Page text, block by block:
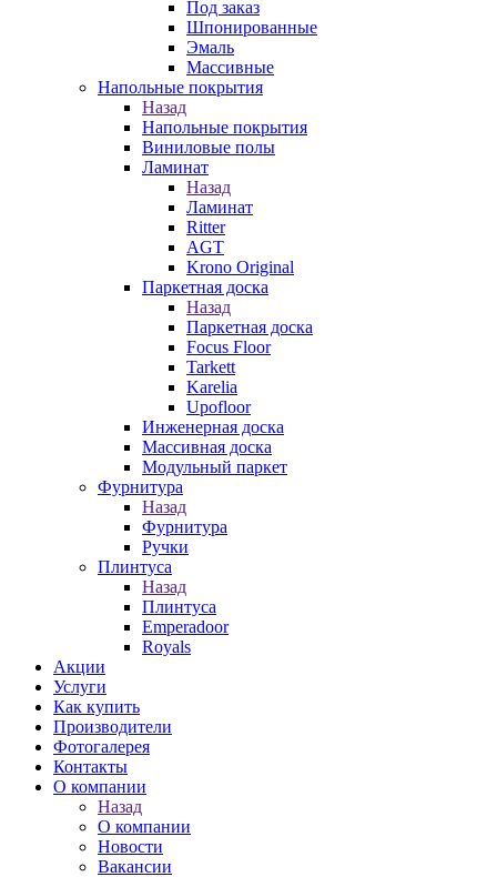
Под заказ
Шпонированные
Эмаль
Массивные
Напольные покрытия
Назад
Напольные покрытия
Виниловые полы
Ламинат
Назад
Ламинат
Ritter
AGT
Krono Original
Паркетная доска
Назад
Паркетная доска
Focus Floor
Tarkett
Karelia
Upofloor
Инженерная доска
Массивная доска
Модульный паркет
Фурнитура
Назад
Фурнитура
Ручки
Плинтуса
Назад
Плинтуса
Emperadoor
Royals
Акции
Услуги
Как купить
Производители
Фотогалерея
Контакты
О компании
Назад
О компании
Новости
Вакансии